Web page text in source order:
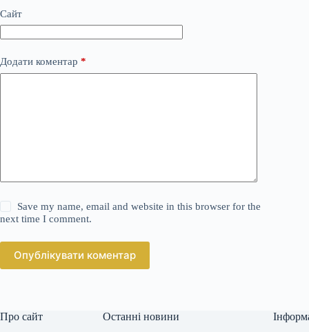
Сайт
Додати коментар *
Save my name, email and website in this browser for the
next time I comment.
Опублікувати коментар
Про сайт Останні новини